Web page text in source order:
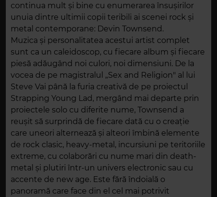
continua mult şi bine cu enumerarea însuşirilor
unuia dintre ultimii copii teribili ai scenei rock şi
metal contemporane: Devin Townsend.
Muzica şi personalitatea acestui artist complet
sunt ca un caleidoscop, cu fiecare album şi fiecare
piesă adăugând noi culori, noi dimensiuni. De la
vocea de pe magistralul „Sex and Religion" al lui
Steve Vai până la furia creativă de pe proiectul
Strapping Young Lad, mergând mai departe prin
proiectele solo cu diferite nume, Townsend a
reuşit să surprindă de fiecare dată cu o creaţie
care uneori alternează şi alteori îmbină elemente
de rock clasic, heavy-metal, incursiuni pe teritoriile
extreme, cu colaborări cu nume mari din death-
metal şi plutiri într-un univers electronic sau cu
accente de new age. Este fără îndoială o
panoramă care face din el cel mai potrivit